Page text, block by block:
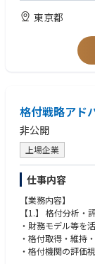
取り除くソリュー
す。
【尚可】
・従業員500名以
（商品プロモーシ
・官公庁などのイ
東京都
格付戦略アド
非公開
上場企業
仕事内容
【業務内容】
【1.】 格付分析・
・財務モデル等を
・格付取得・維持
・格付機関の評価